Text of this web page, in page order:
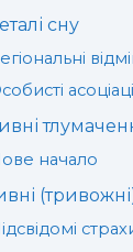
сну
начало